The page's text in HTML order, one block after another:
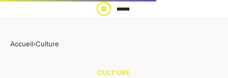
Accueil›Culture
CULTURE